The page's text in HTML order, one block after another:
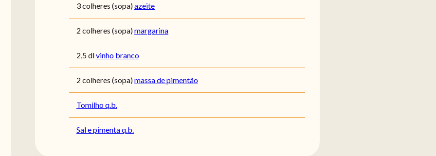
3 colheres (sopa)azeite
2 colheres (sopa)margarina
2,5 dlvinho branco
2 colheres (sopa)massa de pimentão
Tomilho q.b.
Sal e pimenta q.b.